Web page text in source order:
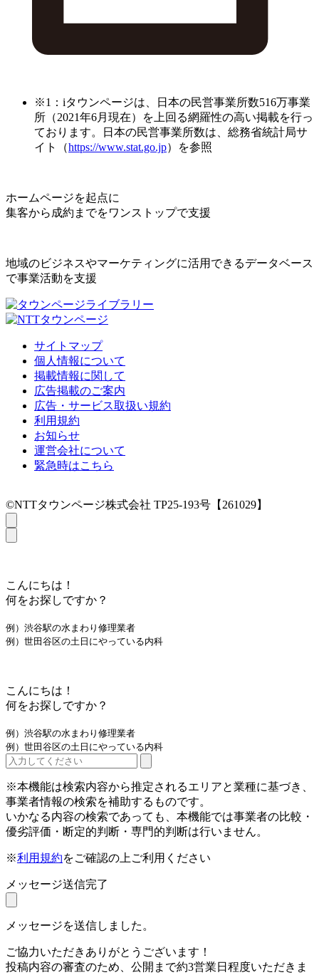
※1：iタウンページは、日本の民営事業所数516万事業
所（2021年6月現在）を上回る網羅性の高い掲載を行っ
ております。日本の民営事業所数は、総務省統計局サ
イト（https://www.stat.go.jp）を参照
ホームページを起点に
集客から成約までをワンストップで支援
地域のビジネスやマーケティングに活用できるデータベース
で事業活動を支援
サイトマップ
個人情報について
掲載情報に関して
広告掲載のご案内
広告・サービス取扱い規約
利用規約
お知らせ
運営会社について
緊急時はこちら
©NTTタウンページ株式会社 TP25-193号【261029】
こんにちは！
何をお探しですか？
例）渋谷駅の水まわり修理業者
例）世田谷区の土日にやっている内科
こんにちは！
何をお探しですか？
例）渋谷駅の水まわり修理業者
例）世田谷区の土日にやっている内科
※本機能は検索内容から推定されるエリアと業種に基づき、
事業者情報の検索を補助するものです。
いかなる内容の検索であっても、本機能では事業者の比較・
優劣評価・断定的判断・専門的判断は行いません。
※利用規約をご確認の上ご利用ください
メッセージ送信完了
メッセージを送信しました。
ご協力いただきありがとうございます！
投稿内容の審査のため、公開まで約3営業日程度いただきま